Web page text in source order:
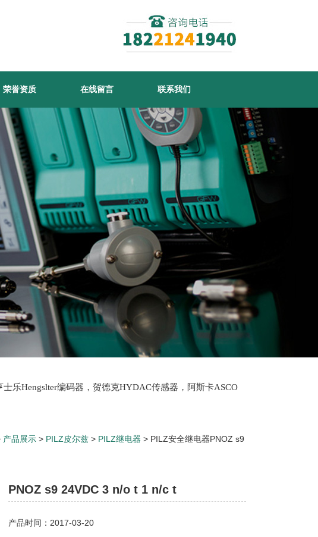
荣誉资质 在线留言 联系我们
乐Hengslter编码器，贺德克HYDAC传感器，阿斯卡ASCO
产品展示 > PILZ皮尔兹 > PILZ继电器 > PILZ安全继电器PNOZ s9
PNOZ s9 24VDC 3 n/o t 1 n/c t
产品时间：2017-03-20